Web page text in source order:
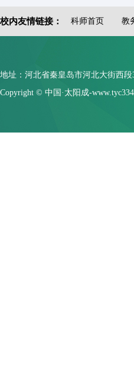
校内友情链接： 科师首页 教
地址：河北省秦皇岛市河北大街西
Copyright © 中国·太阳成-